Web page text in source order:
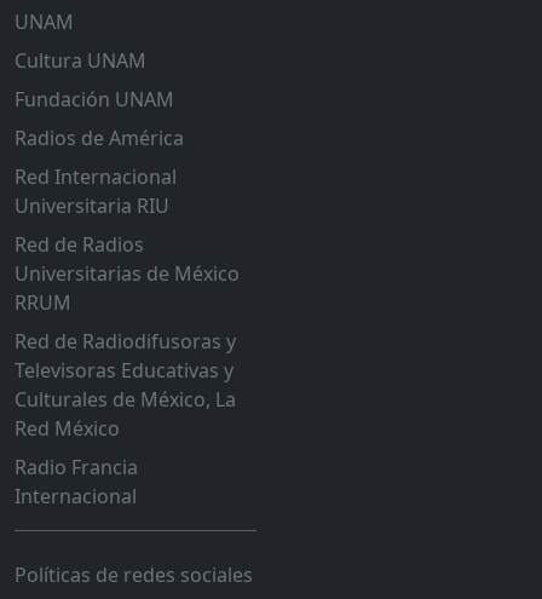
UNAM
Cultura UNAM
Fundación UNAM
Radios de América
Red Internacional
Universitaria RIU
Red de Radios
Universitarias de México
RRUM
Red de Radiodifusoras y
Televisoras Educativas y
Culturales de México, La
Red México
Radio Francia
Internacional
Políticas de redes sociales